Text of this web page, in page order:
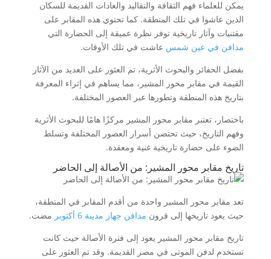
يمكن للعلماء فهم الثقافة والتقاليد والعادات القديمة للسكان
الذين عاشوا في تلك المنطقة. كما تحتوي هذه المقابر على
مقتنيات وآثار تاريخية توفر نظرة عميقة إلى الحضارة التي
مدافن في عين شمس عاشت في تلك الأوقات.
بفضل الحفائر والبحوث الأثرية، تم العثور على العديد من الآثار
القيمة في مقابر محور المشير، مما يساهم في إثراء المعرفة
بتاريخ هذه المنطقة وتطورها عبر العصور المختلفة.
باختصار، تعتبر مقابر محور المشير مركزًا هامًا للبحوث الأثرية
وفهم التاريخ، حيث تحتضن أسرار العصور المختلفة وتسلط
الضوء على حضارة تاريخية غنية ومعقدة.
تاريخ مقابر محور المشير: من الأصالة إلى الحاضر
تعد مقابر محور المشير واحدة من أقدم المقابر في المنطقة،
حيث يعود تاريخها إلى قرون مدافن جهاز مدينة 6 أكتوبر
مضت.
تاريخ مقابر محور المشير يعود إلى فترة الأصالة حيث كانت
تستخدم لدفن الموتى في مصر القديمة. وقد تم العثور على